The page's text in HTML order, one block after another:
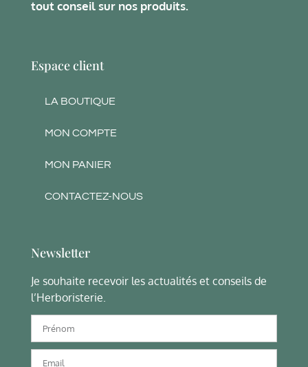
tout conseil sur nos produits.
Espace client
LA BOUTIQUE
MON COMPTE
MON PANIER
CONTACTEZ-NOUS
Newsletter
Je souhaite recevoir les actualités et conseils de
l’Herboristerie.